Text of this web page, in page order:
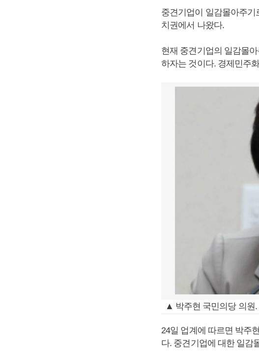
중견기업이 일감몰아주
치권에서 나왔다.
현재 중견기업의 일감몰
하자는 것이다. 경제민주
▲ 박주현 국민의당 의원.
24일 업계에 따르면 박주
다. 중견기업에 대한 일감